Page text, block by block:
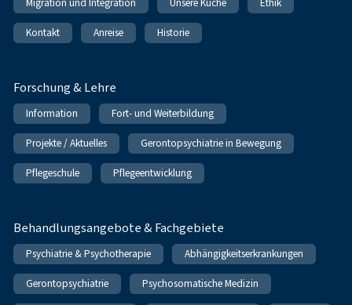
Migration und Integration Unsere Küche Ethik
Kontakt Anreise Historie
Forschung & Lehre
Information Fort- und Weiterbildung
Projekte / Aktuelles Gerontopsychiatrie in Bewegung
Pflegeschule Pflegeentwicklung
Behandlungsangebote & Fachgebiete
Psychiatrie & Psychotherapie Abhängigkeitserkrankungen
Gerontopsychiatrie Psychosomatische Medizin